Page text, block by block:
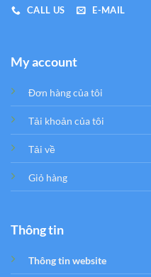
CALL US E-MAIL
My account
Đơn hàng của tôi
Tải khoản của tôi
Tải về
Giỏ hàng
Thông tin
Thông tin website